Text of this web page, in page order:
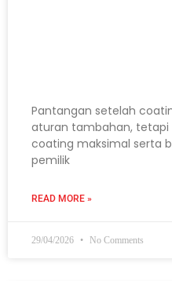
Pantangan setelah
aturan tambahan, tetapi
coating maksimal serta
pemilik
READ MORE »
29/04/2026 No Comments